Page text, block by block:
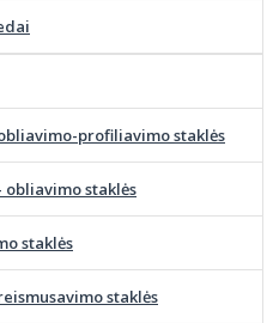
profiliavimo staklės
obliavimo staklės
staklės
staklės